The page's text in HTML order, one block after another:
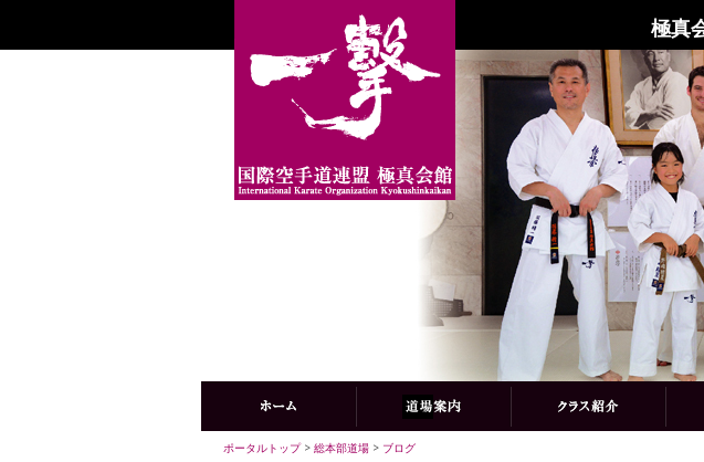
極真
ポータルトップ> 総本部道場 > ブログ